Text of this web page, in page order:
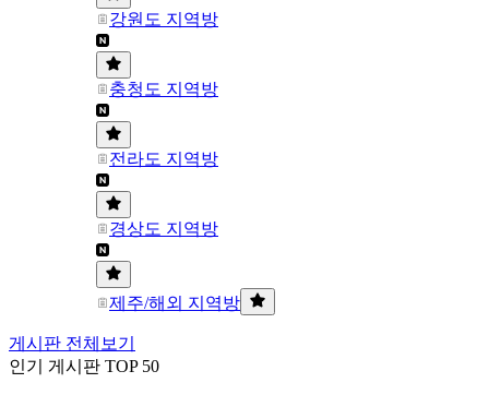
강원도 지역방
충청도 지역방
전라도 지역방
경상도 지역방
제주/해외 지역방
게시판 전체보기
인기 게시판 TOP 50